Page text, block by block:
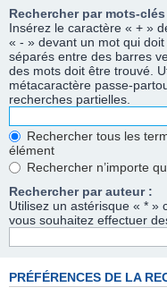
Rechercher par mots-clés
Insérez le caractère « + »
« - » devant un mot qui
séparés entre des barres
des mots doit être trouvé.
métacaractère passe-
recherches partielles.
Rechercher tous les
élément
Rechercher n’importe
Rechercher par auteur :
Utilisez un astérisque « * »
vous souhaitez effectuer
PRÉFÉRENCES DE LA